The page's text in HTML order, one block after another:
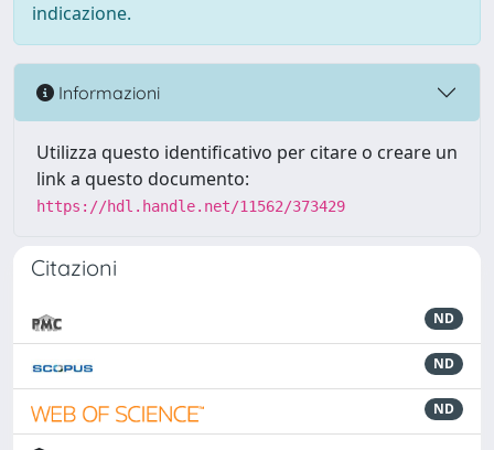
indicazione.
Informazioni
Utilizza questo identificativo per citare o creare un
link a questo documento:
https://hdl.handle.net/11562/373429
Citazioni
ND
ND
ND